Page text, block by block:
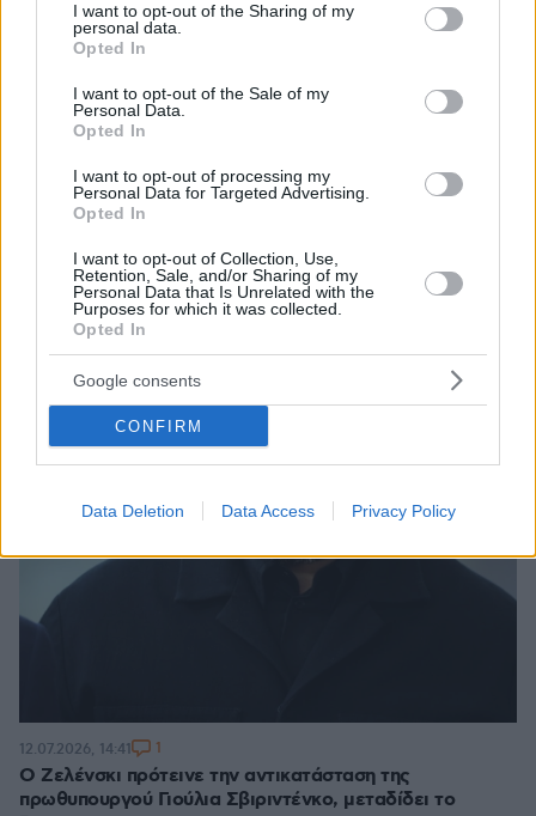
not limited to your visit or usage behaviour. You may click to
grant or deny consent to Google and its third-party tags to
use your data for below specified purposes in below Google
consent section.
I want to opt-out of the Sharing of my
personal data.
Opted In
I want to opt-out of the Sale of my
Personal Data.
Opted In
I want to opt-out of processing my
Personal Data for Targeted Advertising.
Opted In
I want to opt-out of Collection, Use,
Retention, Sale, and/or Sharing of my
Personal Data that Is Unrelated with the
Purposes for which it was collected.
Opted In
Google consents
CONFIRM
Data Deletion Data Access Privacy Policy
Ο Ζελένσκι «παραίτησε» την πρωθυπουργό της
Ουκρανίας, ενόψει του σχηματισμού νέας κυβέρνησης
Οι Ουκρανοί βουλευτές ετοιμάζονται αυτήν την
εβδομάδα να ψηφίσουν για τον σχηματισμό της νέας
κυβέρνησης, μετά την απόφαση του προέδρου
Ο Ζελένσκι πρότεινε την αντικατάσταση της
πρωθυπουργού Γιούλια Σβιριντένκο, μεταδίδει το
12.07.2026, 14:41 1